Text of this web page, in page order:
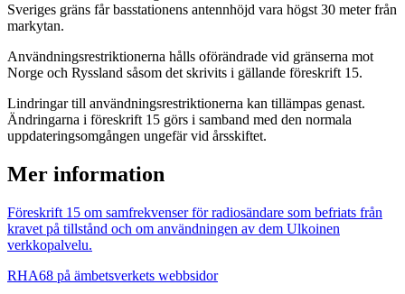
Sveriges gräns får basstationens antennhöjd vara högst 30 meter från
markytan.
Användningsrestriktionerna hålls oförändrade vid gränserna mot
Norge och Ryssland såsom det skrivits i gällande föreskrift 15.
Lindringar till användningsrestriktionerna kan tillämpas genast.
Ändringarna i föreskrift 15 görs i samband med den normala
uppdateringsomgången ungefär vid årsskiftet.
Mer information
Föreskrift 15 om samfrekvenser för radiosändare som befriats från
kravet på tillstånd och om användningen av dem Ulkoinen
verkkopalvelu.
RHA68 på ämbetsverkets webbsidor